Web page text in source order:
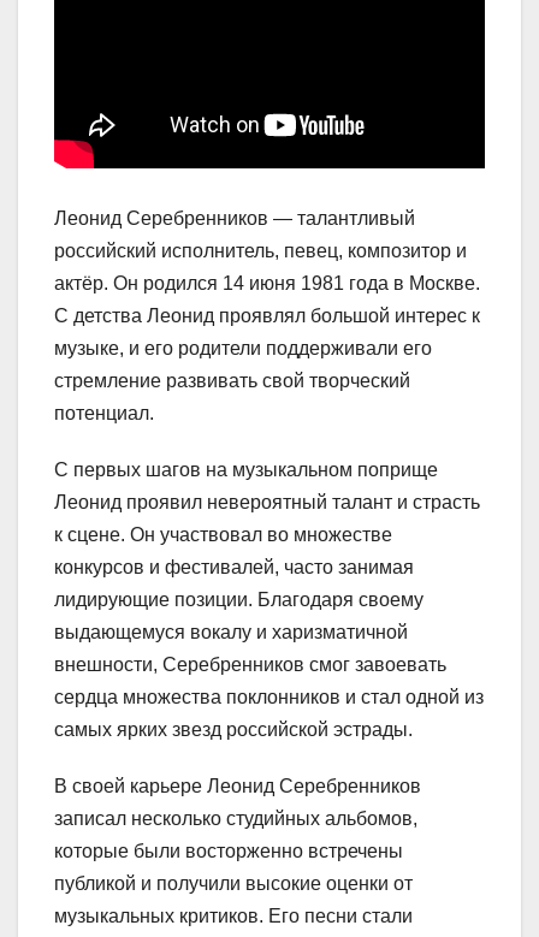
Леонид Серебренников — талантливый
российский исполнитель, певец, композитор и
актёр. Он родился 14 июня 1981 года в Москве.
С детства Леонид проявлял большой интерес к
музыке, и его родители поддерживали его
стремление развивать свой творческий
потенциал.
С первых шагов на музыкальном поприще
Леонид проявил невероятный талант и страсть
к сцене. Он участвовал во множестве
конкурсов и фестивалей, часто занимая
лидирующие позиции. Благодаря своему
выдающемуся вокалу и харизматичной
внешности, Серебренников смог завоевать
сердца множества поклонников и стал одной из
самых ярких звезд российской эстрады.
В своей карьере Леонид Серебренников
записал несколько студийных альбомов,
которые были восторженно встречены
публикой и получили высокие оценки от
музыкальных критиков. Его песни стали